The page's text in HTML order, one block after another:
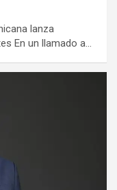
lanza
En un llamado a…